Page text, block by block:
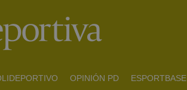
OPINIÓN PD ESPORTBASE